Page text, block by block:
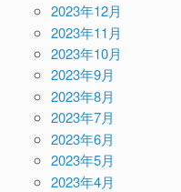
2023年12月
2023年11月
2023年10月
2023年9月
2023年8月
2023年7月
2023年6月
2023年5月
2023年4月